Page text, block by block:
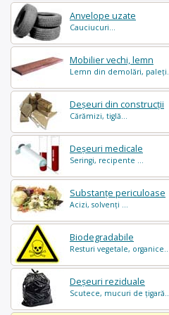
Anvelope uzate
Cauciucuri...
Mobilier vechi, lemn
Lemn din demolări, paleți...
Deșeuri din construcții
Cărămizi, tiglă...
Deșeuri medicale
Seringi, recipente ...
Substanțe periculoase
Acizi, solvenți ...
Biodegradabile
Resturi vegetale, organice..
Deșeuri reziduale
Scutece, mucuri de țigară..